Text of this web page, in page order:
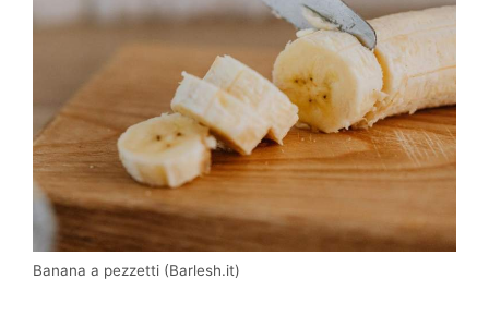
Banana a pezzetti (Barlesh.it)